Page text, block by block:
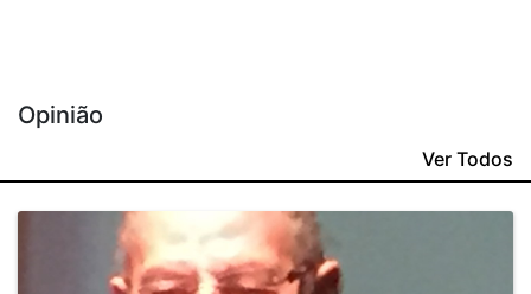
Opinião
Ver Todos